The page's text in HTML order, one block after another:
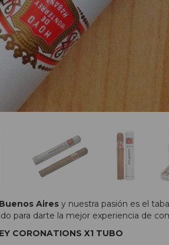
Aires y nuestra pasión es el
para darte la mejor experiencia de
CORONATIONS X1 TUBO